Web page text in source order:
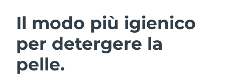
Il modo più igienico
per detergere la
pelle.
Detersione viso
Austria Consegna stimata 09/08/2026
Bahrein Consegna stimata
Belgio